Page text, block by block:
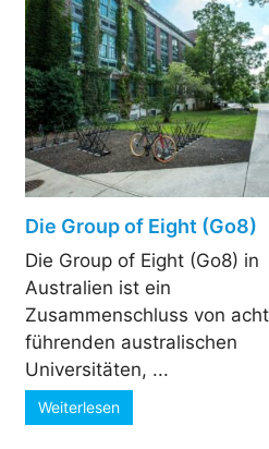
Die Group of Eight (Go8)
Die Group of Eight (Go8) in
Australien ist ein
Zusammenschluss von acht
führenden australischen
Universitäten, ...
Weiterlesen